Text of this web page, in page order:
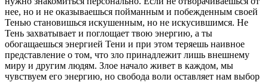
нее, но и не оказываешься пойманным и побежденным своей
Тенью становишься искушенным, но не искусившимся. Не
Тень захватывает и поглощает твою энергию, а ты
обогащаешься энергией Тени и при этом теряешь наивное
представление о том, что зло принадлежит лишь внешнему
миру и другим людям. Злое начало живет в каждом, мы
чувствуем его энергию, но свобода воли оставляет нам выбор